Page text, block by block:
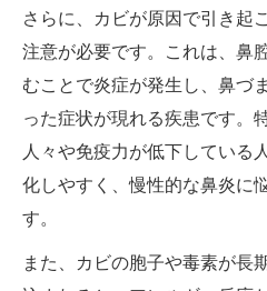
さらに、カビが原因で引き起
注意が必要です。これは、鼻
むことで炎症が発生し、鼻づ
った症状が現れる疾患です。
人々や免疫力が低下している
化しやすく、慢性的な鼻炎に
す。
また、カビの胞子や毒素が長